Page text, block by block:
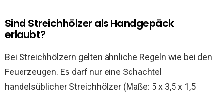
Sind Streichhölzer als Handgepäck
erlaubt?
Bei Streichhölzern gelten ähnliche Regeln wie bei den
Feuerzeugen. Es darf nur eine Schachtel
handelsüblicher Streichhölzer (Maße: 5 x 3,5 x 1,5